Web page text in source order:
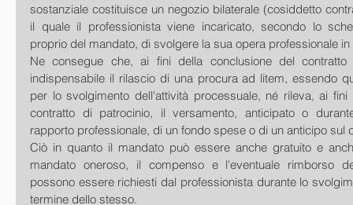
sostanziale costituisce un negozio bilaterale (cosiddetto
il quale il professionista viene incaricato, secondo lo
proprio del mandato, di svolgere la sua opera professionale
Ne consegue che, ai fini della conclusione del
indispensabile il rilascio di una procura ad litem, essendo
per lo svolgimento dell'attività processuale, né rileva, ai
contratto di patrocinio, il versamento, anticipato o
rapporto professionale, di un fondo spese o di un anticipo sul
Ciò in quanto il mandato può essere anche gratuito e
mandato oneroso, il compenso e l'eventuale rimborso
possono essere richiesti dal professionista durante lo
termine dello stesso.